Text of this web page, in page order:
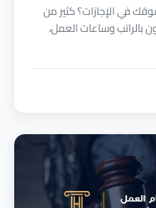
في الإجازات؟ كثير من
وساعات العمل،